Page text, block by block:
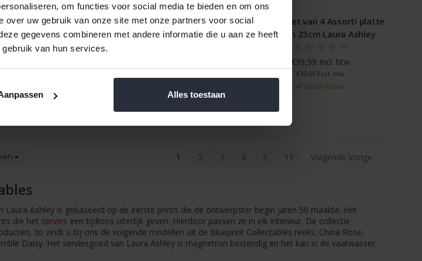
om functies voor social media te bieden en om ons
uw gebruik van onze site met onze partners voor social
gegevens combineren met andere informatie die u aan ze heeft
van hun services.
Alles toestaan
12cm China Rose
Incl. btw
Pastabord 27,5cm China Rose
Bordenset van 4 Assorti platte
borden 23cm Laura Ashley
€39,99 Incl. btw
€33,05 Excl. btw
Beschikbaar
1 2 3 4 5 11 Volgende Vorige
Laura Ashley is gebaseerd op de eerste prints die de ontwerpster begin jaren 50 maakte. Het
die het servies een tijdloos uiterlijk geven. Hierdoor passen ze in elk interieur. De collectie
zo vindt u bij ons de volgende modellen uit de Blueprint Collectables reeks: China Rose,
Daisy. Het serviesgoed van Laura Ashley is magnetron bestendig en het kan in de vaatwasser.